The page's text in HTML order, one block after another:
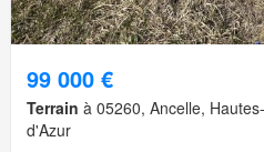
99 000 €
Terrain à 05260, Ancelle,
d'Azur